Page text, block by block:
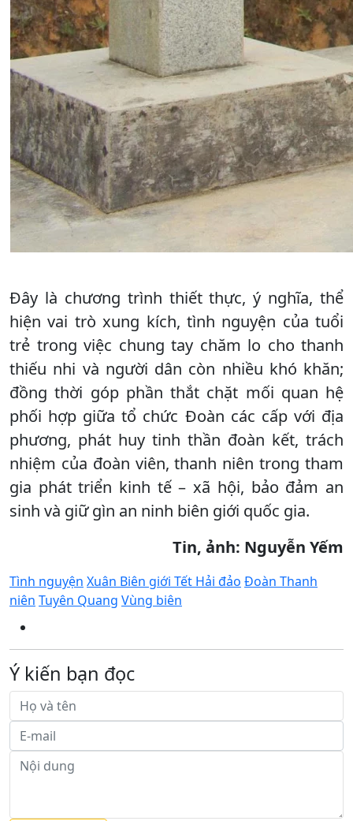
Đây là chương trình thiết thực, ý nghĩa, thể
hiện vai trò xung kích, tình nguyện của tuổi
trẻ trong việc chung tay chăm lo cho thanh
thiếu nhi và người dân còn nhiều khó khăn;
đồng thời góp phần thắt chặt mối quan hệ
phối hợp giữa tổ chức Đoàn các cấp với địa
phương, phát huy tinh thần đoàn kết, trách
nhiệm của đoàn viên, thanh niên trong tham
gia phát triển kinh tế – xã hội, bảo đảm an
sinh và giữ gìn an ninh biên giới quốc gia.
Tin, ảnh: Nguyễn Yếm
Tình nguyện Xuân Biên giới Tết Hải đảo Đoàn Thanh
niên Tuyên Quang Vùng biên
Ý kiến bạn đọc